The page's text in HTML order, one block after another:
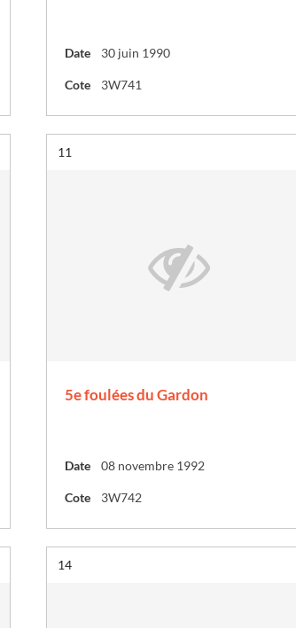
Date 30 juin 1990
Cote 3W741
Résultat n°
11
5e foulées du Gardon
Date 08 novembre 1992
Cote 3W742
Résultat n°
14